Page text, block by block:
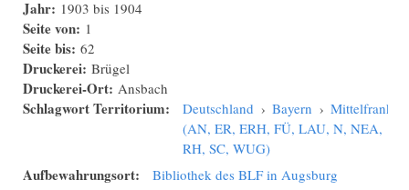
Jahr: 1903 bis 1904
Seite von: 1
Seite bis: 62
Druckerei: Brügel
Druckerei-Ort: Ansbach
Schlagwort Territorium: Deutschland › Bayern › Mittelfranken
(AN, ER, ERH, FÜ, LAU, N, NEA,
RH, SC, WUG)
Aufbewahrungsort: Bibliothek des BLF in Augsburg